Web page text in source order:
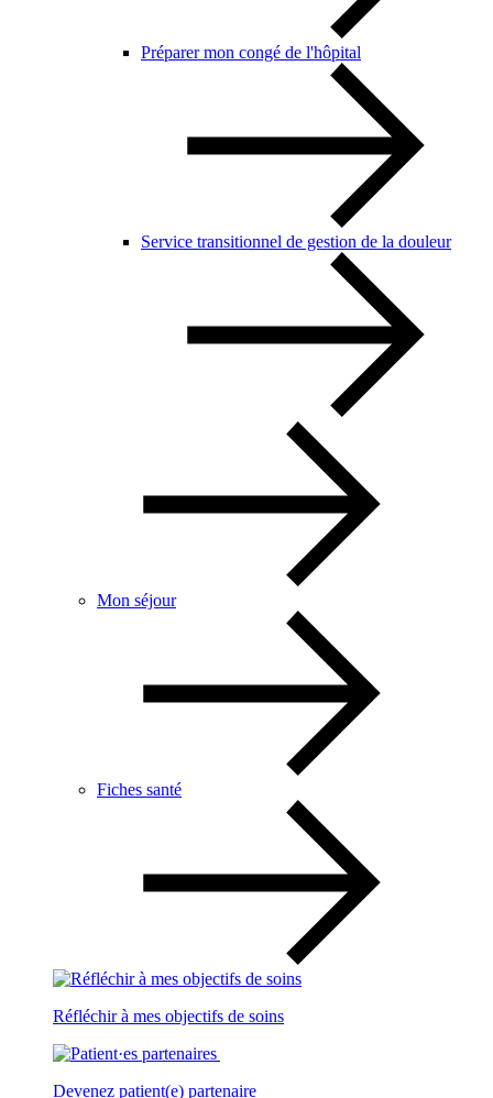
Préparer mon congé de l'hôpital
Service transitionnel de gestion de la douleur
Mon séjour
Fiches santé
Réfléchir à mes objectifs de soins
Devenez patient(e) partenaire